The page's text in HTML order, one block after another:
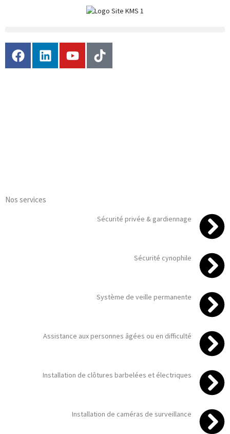
Nos services
Sécurité privée & gardiennage
Sécurité cynophile
Système de veille permanente
Assistance aux personnes âgées ou en difficulté
Installation de clôtures barbelées et électriques
Installation de caméras de surveillance